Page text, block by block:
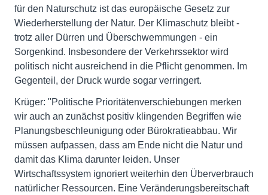
für den Naturschutz ist das europäische Gesetz zur
Wiederherstellung der Natur. Der Klimaschutz bleibt -
trotz aller Dürren und Überschwemmungen - ein
Sorgenkind. Insbesondere der Verkehrssektor wird
politisch nicht ausreichend in die Pflicht genommen. Im
Gegenteil, der Druck wurde sogar verringert.
Krüger: "Politische Prioritätenverschiebungen merken
wir auch an zunächst positiv klingenden Begriffen wie
Planungsbeschleunigung oder Bürokratieabbau. Wir
müssen aufpassen, dass am Ende nicht die Natur und
damit das Klima darunter leiden. Unser
Wirtschaftssystem ignoriert weiterhin den Überverbrauch
natürlicher Ressourcen. Eine Veränderungsbereitschaft